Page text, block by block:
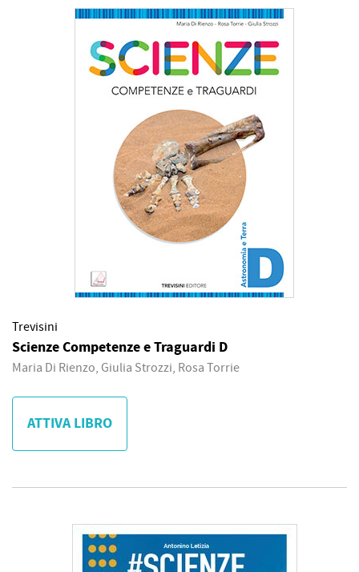
Trevisini
Scienze Competenze e Traguardi D
Maria Di Rienzo, Giulia Strozzi, Rosa Torrie
ATTIVA LIBRO